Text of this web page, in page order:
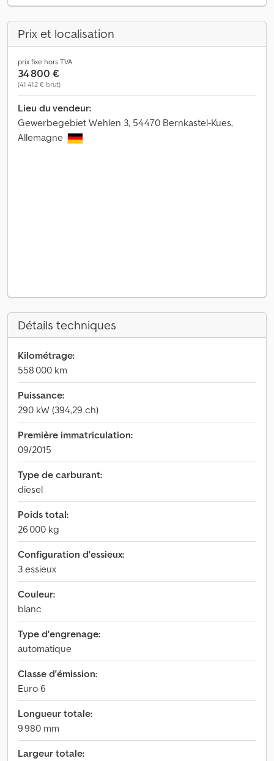
Prix et localisation
prix fixe hors TVA
34 800 €
(41 412 € brut)
Lieu du vendeur:
Gewerbegebiet Wehlen 3, 54470 Bernkastel-Kues,
Allemagne
Détails techniques
Kilométrage:
558 000 km
Puissance:
290 kW (394,29 ch)
Première immatriculation:
09/2015
Type de carburant:
diesel
Poids total:
26 000 kg
Configuration d'essieux:
3 essieux
Couleur:
blanc
Type d'engrenage:
automatique
Classe d'émission:
Euro 6
Longueur totale:
9 980 mm
Largeur totale: